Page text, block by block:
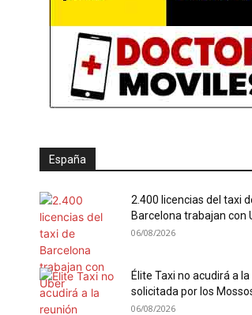
España
2.400 licencias del taxi
Barcelona trabajan con
06/08/2026
Élite Taxi no acudirá a
solicitada por los
06/08/2026